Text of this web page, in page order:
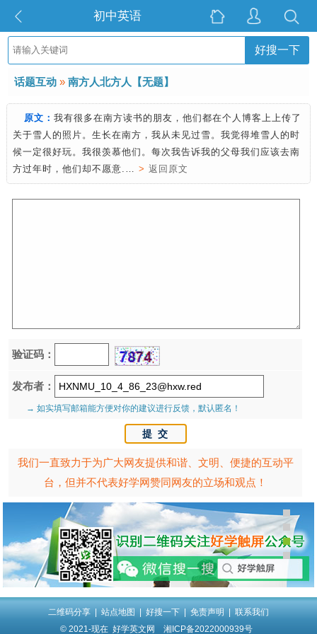
初中英语
好搜一下
话题互动 » 南方人北方人【无题】
原文： 我有很多在南方读书的朋友，他们都在个人博客上上传了
关于雪人的照片。生长在南方，我从未见过雪。我觉得堆雪人的时
候一定很好玩。我很羡慕他们。每次我告诉我的父母我们应该去南
方过年时，他们却不愿意.… > 返回原文
验证码：
发布者：
→ 如实填写邮箱能方便对你的建议进行反馈，默认匿名！
我们一直致力于为广大网友提供和谐、文明、便捷的互动平
台，但并不代表好学网赞同网友的立场和观点！
二维码分享 站点地图 好搜一下 免责声明
联系我们
© 2021-现在 好学英文网 湘ICP备2022000939号